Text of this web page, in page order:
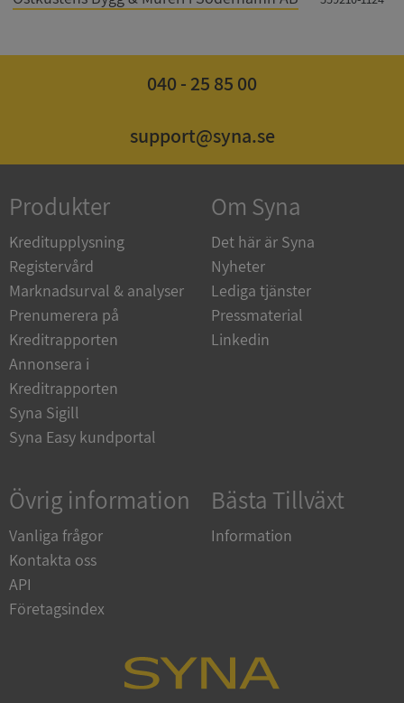
040 - 25 85 00
support@syna.se
Produkter
Kreditupplysning
Registervård
Marknadsurval & analyser
Prenumerera på
Kreditrapporten
Annonsera i
Kreditrapporten
Syna Sigill
Syna Easy kundportal
Om Syna
Det här är Syna
Nyheter
Lediga tjänster
Pressmaterial
Linkedin
Övrig information
Vanliga frågor
Kontakta oss
API
Företagsindex
Bästa Tillväxt
Information
de.syna.se
.syna.se
__RequestVerificationToken
Microsoft
CookieScriptConsent
_GRECAPTCHA